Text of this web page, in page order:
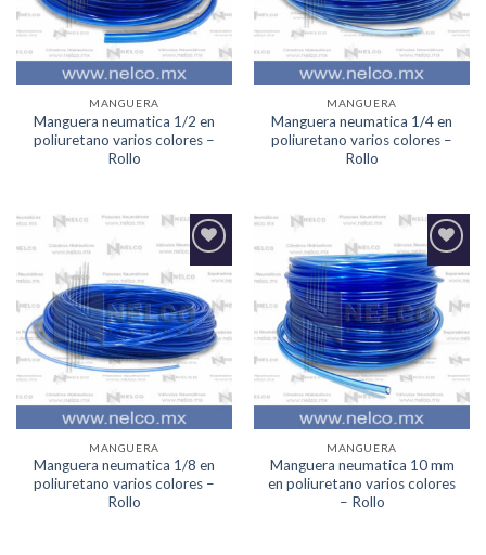
MANGUERA
Manguera neumatica 1/2 en
poliuretano varios colores –
Rollo
MANGUERA
Manguera neumatica 1/4 en
poliuretano varios colores –
Rollo
Agregar
a la
Lista de
deseos
MANGUERA
Manguera neumatica 1/8 en
poliuretano varios colores –
Rollo
Agregar
a la
Lista de
deseos
MANGUERA
Manguera neumatica 10 mm
en poliuretano varios colores
– Rollo